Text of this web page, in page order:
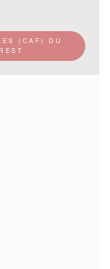
(CAF) DU